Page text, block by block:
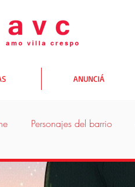
ANUNCIÁ
Personajes del barrio
salir